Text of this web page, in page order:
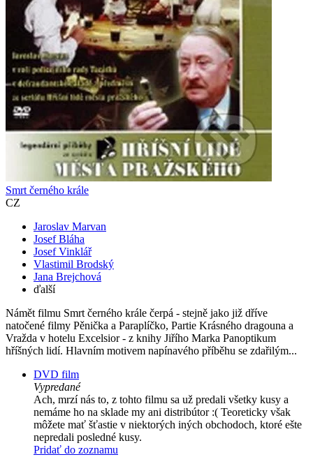
Smrt černého krále
CZ
Jaroslav Marvan
Josef Bláha
Josef Vinklář
Vlastimil Brodský
Jana Brejchová
ďalší
Námět filmu Smrt černého krále čerpá - stejně jako již dříve
natočené filmy Pěnička a Paraplíčko, Partie Krásného dragouna a
Vražda v hotelu Excelsior - z knihy Jiřího Marka Panoptikum
hříšných lidí. Hlavním motivem napínavého příběhu se zdařilým...
DVD film
Vypredané
Ach, mrzí nás to, z tohto filmu sa už predali všetky kusy a
nemáme ho na sklade my ani distribútor :( Teoreticky však
môžete mať šťastie v niektorých iných obchodoch, ktoré ešte
nepredali posledné kusy.
Pridať do zoznamu